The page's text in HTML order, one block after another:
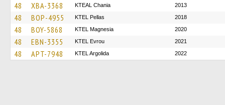
48 XBA-3368 KTEAL Chania 2013
48 BOP-4955 KTEL Pellas 2018
48 BOY-5868 ΚΤΕL Magnesia 2020
48 EBN-3355 KTEL Evrou 2021
48 APT-7948 KTEL Argolida 2022